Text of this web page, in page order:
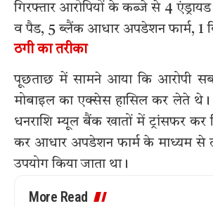
गिरफ्तार आरोपियों के कब्जे से 4
व पैड, 5 ब्लैंक आधार अपडेशन फार्म, 1
ठगी का तरीका
पूछताछ में सामने आया कि आरोपी
मोबाइल का एक्सेस हासिल कर लेते
धनराशि म्यूल बैंक खातों में ट्रांसफर कर
कर आधार अपडेशन फार्म के माध्यम से
उपयोग किया जाता था।
More Read